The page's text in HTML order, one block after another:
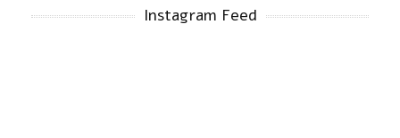
Instagram Feed